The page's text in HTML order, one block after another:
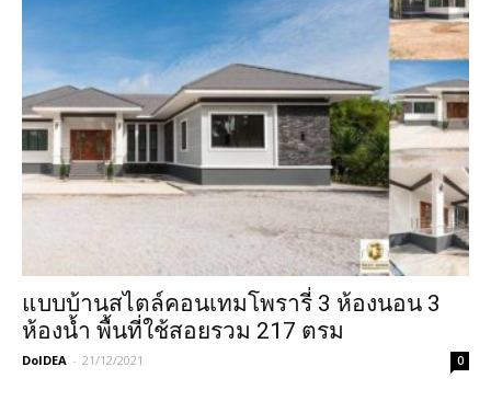
แบบบ้านสไตล์คอนเทมโพรารี่ 3 ห้องนอน 3
ห้องน้ำ พื้นที่ใช้สอยรวม 217 ตรม
DoIDEA - 21/12/2021 0